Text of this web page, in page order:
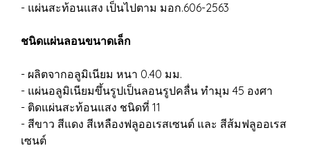
- แผ่นสะท้อนแสง เป็นไปตาม มอก.606-2563
ชนิดแผ่นลอนขนาดเล็ก
- ผลิตจากอลูมิเนียม หนา 0.40 มม.
- แผ่นอลูมิเนียมขึ้นรูปเป็นลอนรูปคลื่น ทำมุม 45 องศา
- ติดแผ่นสะท้อนแสง ชนิดที่ 11
- สีขาว สีแดง สีเหลืองฟลูออเรสเซนต์ และ สีส้มฟลูออเรส
เซนต์